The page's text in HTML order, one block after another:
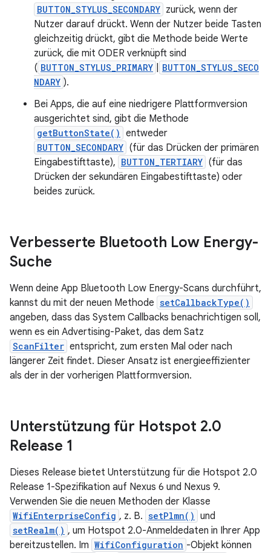
BUTTON_STYLUS_SECONDARY zurück, wenn der
Nutzer darauf drückt. Wenn der Nutzer beide Tasten
gleichzeitig drückt, gibt die Methode beide Werte
zurück, die mit ODER verknüpft sind
( BUTTON_STYLUS_PRIMARY
BUTTON_STYLUS_SECO
NDARY ).
Bei Apps, die auf eine niedrigere Plattformversion
ausgerichtet sind, gibt die Methode
getButtonState() entweder
BUTTON_SECONDARY (für das Drücken der primären
Eingabestifttaste), BUTTON_TERTIARY (für das
Drücken der sekundären Eingabestifttaste) oder
beides zurück.
Verbesserte Bluetooth Low Energy-
Suche
Wenn deine App Bluetooth Low Energy-Scans durchführt,
kannst du mit der neuen Methode setCallbackType()
angeben, dass das System Callbacks benachrichtigen soll,
wenn es ein Advertising-Paket, das dem Satz
ScanFilter entspricht, zum ersten Mal oder nach
längerer Zeit findet. Dieser Ansatz ist energieeffizienter
als der in der vorherigen Plattformversion.
Unterstützung für Hotspot 2.0
Release 1
Dieses Release bietet Unterstützung für die Hotspot 2.0
Release 1-Spezifikation auf Nexus 6 und Nexus 9.
Verwenden Sie die neuen Methoden der Klasse
WifiEnterpriseConfig , z. B. setPlmn() und
setRealm() , um Hotspot 2.0-Anmeldedaten in Ihrer App
bereitzustellen. Im WifiConfiguration -Objekt können